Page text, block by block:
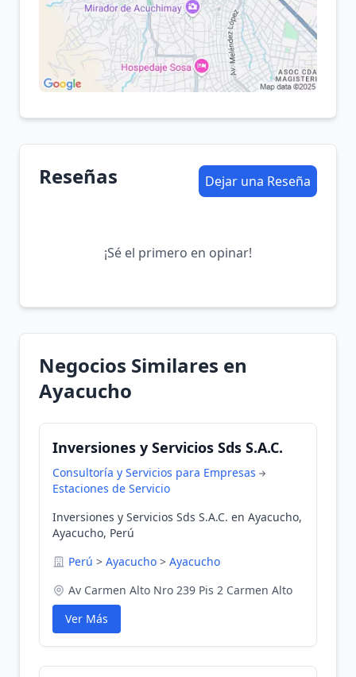
Reseñas Dejar una Reseña
¡Sé el primero en opinar!
Negocios Similares en
Ayacucho
Inversiones y Servicios Sds S.A.C.
Consultoría y Servicios para Empresas
Estaciones de Servicio
Inversiones y Servicios Sds S.A.C. en Ayacucho,
Ayacucho, Perú
Perú > Ayacucho > Ayacucho
Av Carmen Alto Nro 239 Pis 2 Carmen Alto
Ver Más